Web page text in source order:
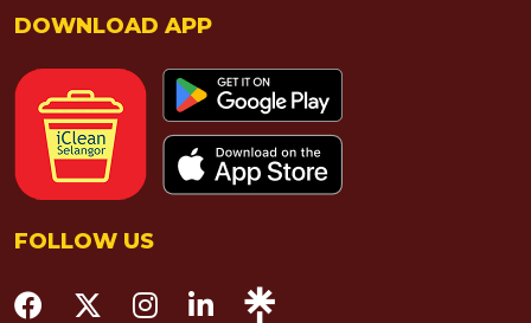
DOWNLOAD APP
FOLLOW US